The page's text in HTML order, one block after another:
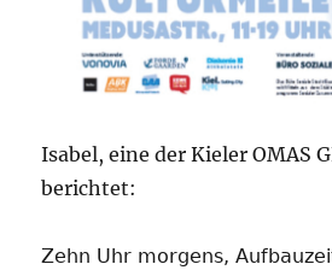
Isabel, eine der Kieler OMAS
berichtet:
Zehn Uhr morgens,